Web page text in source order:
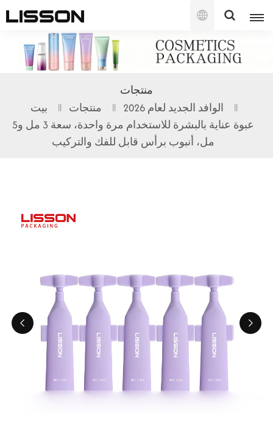
العربية
English
français
русский
Tiếng việt
منتجات
بيت منتجات
الوافد الجديد لعام 2026
عبوة عناية بالبشرة للاستخدام مرة واحدة، سعة 3 مل و5
مل، أنبوب برأس قابل للفك والتركيب